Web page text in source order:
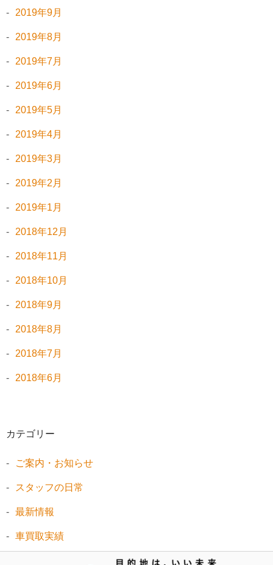
2019年9月
2019年8月
2019年7月
2019年6月
2019年5月
2019年4月
2019年3月
2019年2月
2019年1月
2018年12月
2018年11月
2018年10月
2018年9月
2018年8月
2018年7月
2018年6月
カテゴリー
ご案内・お知らせ
スタッフの日常
最新情報
車買取実績